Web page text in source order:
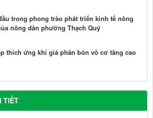
trong phong trào phát triển kinh tế nông
nông dân phường Thạch Quý
thích ứng khi giá phân bón vô cơ tăng cao
TIẾT